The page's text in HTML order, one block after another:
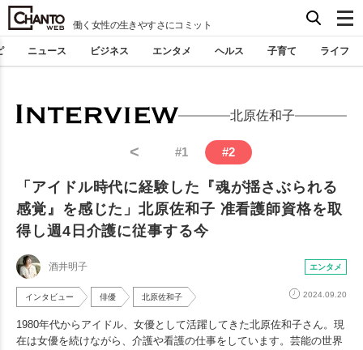
働く女性の生きやすさにコミット
ニュース ビジネス エンタメ ヘルス 子育て ライフ
北原佐和子
< #1 #2
「アイドル時代に経験した『魂が揺さぶられる
感覚』を感じた」北原佐和子 准看護師資格を取
得し週4日介護に従事する今
酒井明子 エンタメ
インタビュー 俳優 北原佐和子 2024.09.20
1980年代からアイドル、女優として活躍してきた北原佐和子さん。現
在は女優を続けながら、介護や看護の仕事をしています。芸能の世界